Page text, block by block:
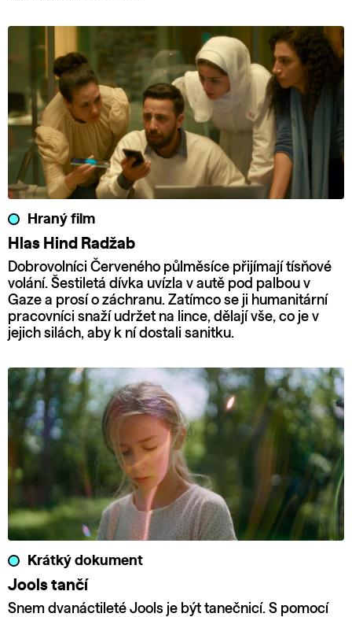
Hraný film
Hlas Hind Radžab
Dobrovolníci Červeného půlměsíce přijímají tísňové
volání. Šestiletá dívka uvízla v autě pod palbou v
Gaze a prosí o záchranu. Zatímco se ji humanitární
pracovníci snaží udržet na lince, dělají vše, co je v
jejich silách, aby k ní dostali sanitku.
Krátký dokument
Jools tančí
Snem dvanáctileté Jools je být tanečnicí. S pomocí